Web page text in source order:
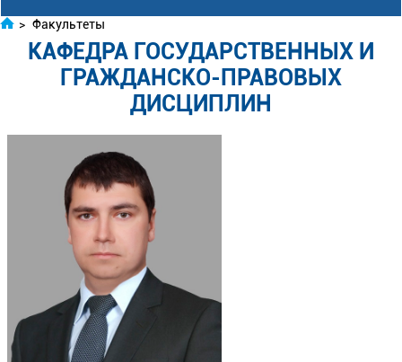
> Факультеты
КАФЕДРА ГОСУДАРСТВЕННЫХ И
ГРАЖДАНСКО-ПРАВОВЫХ
ДИСЦИПЛИН